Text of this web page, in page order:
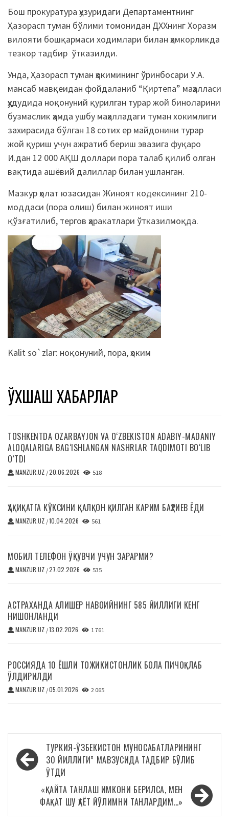
Бош прокуратура ҳузуридаги Департаментнинг
Ҳазорасп туман бўлими томонидан ДХХнинг Хоразм
вилояти бошқармаси ходимлари билан ҳамкорликда
тезкор тадбир ўтказилди.
Унда, Ҳазорасп туман ҳокимининг ўринбосари У.А.
мансаб мавқеидан фойдаланиб “Қиртепа” маҳалласи
ҳудудида ноқонуний қурилган турар жой биноларини
бузмаслик ҳамда ушбу маҳалладаги туман хокимлиги
захирасида бўлган 18 сотих ер майдонини турар
жой қуриш учун ажратиб бериш эвазига фуқаро
И.дан 12 000 АҚШ доллари пора талаб қилиб олган
вақтида ашёвий далиллар билан ушланган.
Мазкур ҳолат юзасидан Жиноят кодексининг 210-
моддаси (пора олиш) билан жиноят иши
қўзғатилиб, тергов ҳаракатлари ўтказилмоқда.
Kalit so`zlar: ноқонуний, пора,ҳоким
ЎХШАШ ХАБАРЛАР
TOSHKENTDA OZARBAYJON VA O‘ZBEKISTON ADABIY-MADANIY
ALOQALARIGA BAG‘ISHLANGAN NASHRLAR TAQDIMOTI BO‘LIB
O‘TDI
MANZUR.UZ /20.06.2026 518
ҲАҚИҚАТГА КЎКСИНИ ҚАЛҚОН ҚИЛГАН КАРИМ БАҲРИЕВ ЁДИ
MANZUR.UZ /10.04.2026 561
МОБИЛ ТЕЛЕФОН ЎҚУВЧИ УЧУН ЗАРАРМИ?
MANZUR.UZ /27.02.2026 535
АСТРАХАНДА АЛИШЕР НАВОИЙНИНГ 585 ЙИЛЛИГИ КЕНГ
НИШОНЛАНДИ
MANZUR.UZ /13.02.2026 1 761
РОССИЯДА 10 ЁШЛИ ТОЖИКИСТОНЛИК БОЛА ПИЧОҚЛАБ
ЎЛДИРИЛДИ
MANZUR.UZ /05.01.2026 2 065
Навигация
по
записям
ТУРКИЯ-ЎЗБЕКИСТОН МУНОСАБАТЛАРИНИНГ
30 ЙИЛЛИГИ” МАВЗУСИДА ТАДБИР БЎЛИБ
ЎТДИ
«ҚАЙТА ТАНЛАШ ИМКОНИ БЕРИЛСА, МЕН
ФАҚАТ ШУ ҲАЁТ ЙЎЛИМНИ ТАНЛАРДИМ…»